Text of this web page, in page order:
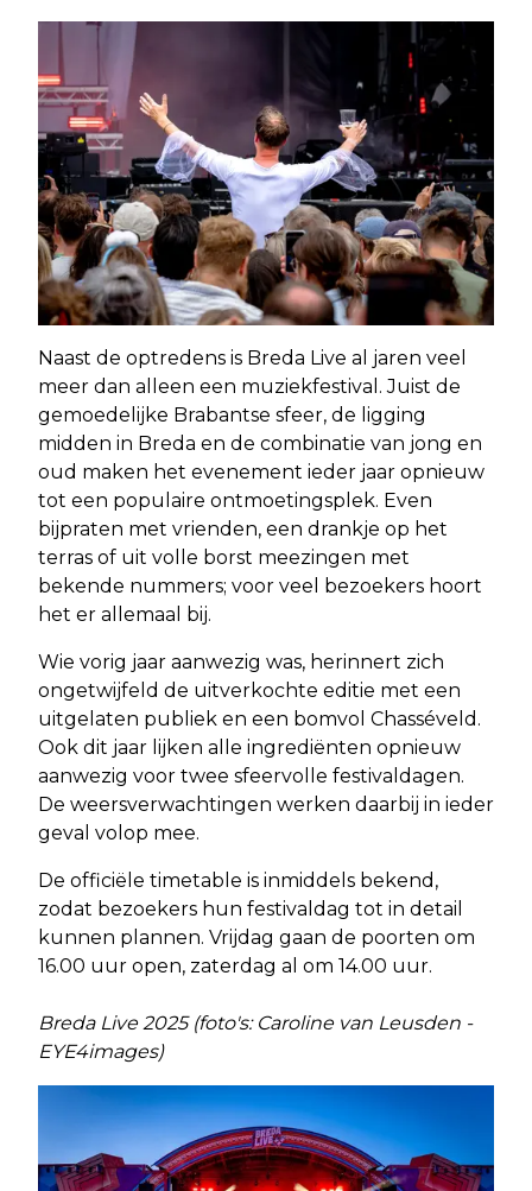
Naast de optredens is Breda Live al jaren veel
meer dan alleen een muziekfestival. Juist de
gemoedelijke Brabantse sfeer, de ligging
midden in Breda en de combinatie van jong en
oud maken het evenement ieder jaar opnieuw
tot een populaire ontmoetingsplek. Even
bijpraten met vrienden, een drankje op het
terras of uit volle borst meezingen met
bekende nummers; voor veel bezoekers hoort
het er allemaal bij.
Wie vorig jaar aanwezig was, herinnert zich
ongetwijfeld de uitverkochte editie met een
uitgelaten publiek en een bomvol Chasséveld.
Ook dit jaar lijken alle ingrediënten opnieuw
aanwezig voor twee sfeervolle festivaldagen.
De weersverwachtingen werken daarbij in ieder
geval volop mee.
De officiële timetable is inmiddels bekend,
zodat bezoekers hun festivaldag tot in detail
kunnen plannen. Vrijdag gaan de poorten om
16.00 uur open, zaterdag al om 14.00 uur.
Breda Live 2025 (foto's: Caroline van Leusden -
EYE4images)